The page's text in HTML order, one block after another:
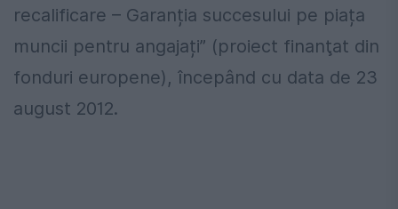
recalificare – Garanția succesului pe piața
muncii pentru angajați” (proiect finanţat din
fonduri europene), începând cu data de 23
august 2012.